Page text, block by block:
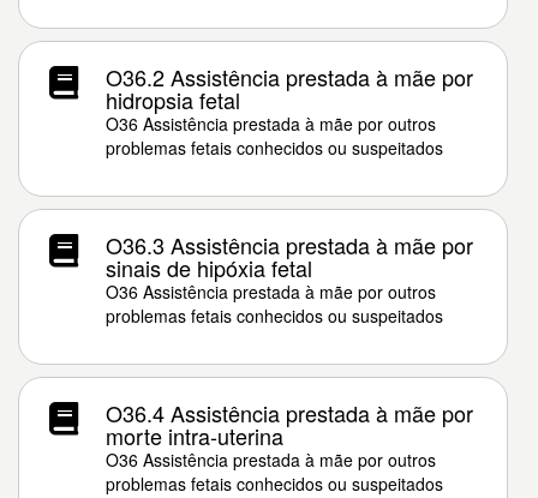
O36.2 Assistência prestada à mãe por
hidropsia fetal
O36 Assistência prestada à mãe por outros
problemas fetais conhecidos ou suspeitados
O36.3 Assistência prestada à mãe por
sinais de hipóxia fetal
O36 Assistência prestada à mãe por outros
problemas fetais conhecidos ou suspeitados
O36.4 Assistência prestada à mãe por
morte intra-uterina
O36 Assistência prestada à mãe por outros
problemas fetais conhecidos ou suspeitados